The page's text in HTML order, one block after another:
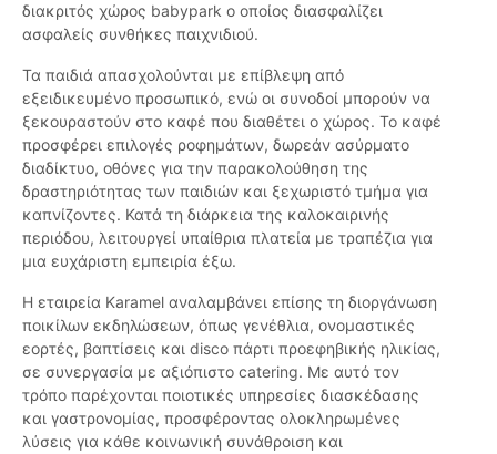
διακριτός χώρος babypark ο οποίος διασφαλίζει
ασφαλείς συνθήκες παιχνιδιού.
Τα παιδιά απασχολούνται με επίβλεψη από
εξειδικευμένο προσωπικό, ενώ οι συνοδοί μπορούν να
ξεκουραστούν στο καφέ που διαθέτει ο χώρος. Το καφέ
προσφέρει επιλογές ροφημάτων, δωρεάν ασύρματο
διαδίκτυο, οθόνες για την παρακολούθηση της
δραστηριότητας των παιδιών και ξεχωριστό τμήμα για
καπνίζοντες. Κατά τη διάρκεια της καλοκαιρινής
περιόδου, λειτουργεί υπαίθρια πλατεία με τραπέζια για
μια ευχάριστη εμπειρία έξω.
Η εταιρεία Karamel αναλαμβάνει επίσης τη διοργάνωση
ποικίλων εκδηλώσεων, όπως γενέθλια, ονομαστικές
εορτές, βαπτίσεις και disco πάρτι προεφηβικής ηλικίας,
σε συνεργασία με αξιόπιστο catering. Με αυτό τον
τρόπο παρέχονται ποιοτικές υπηρεσίες διασκέδασης
και γαστρονομίας, προσφέροντας ολοκληρωμένες
λύσεις για κάθε κοινωνική συνάθροιση και